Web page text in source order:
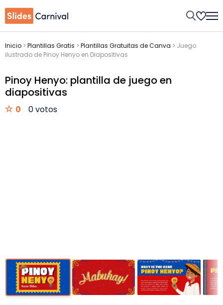
Inicio > Plantillas Gratis > Plantillas Gratuitas de Canva > Juego
ilustrado de Pinoy Henyo en Diapositivas
Pinoy Henyo: plantilla de juego en
diapositivas
0 0 votos